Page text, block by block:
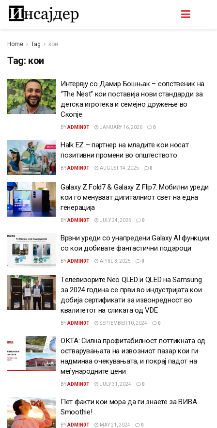
Home Tag кои
Tag: кои
Интервју со Дамир Бошњак – сопственик на
“The Nest” кои поставија нови стандарди за
детска игротека и семејно дружење во
Скопје
BYADMIN0T JANUARY 16, 2026 0
Halk EZ – партнер на младите кои носат
позитивни промени во општеството
BYADMIN0T AUGUST 14, 2025 0
Galaxy Z Fold7 & Galaxy Z Flip7: Мобилни уреди
кои го менуваат дигиталниот свет на една
генерација
BYADMIN0T JULY 24, 2025 0
Врвни уреди со унапредени Galaxy AI функции
со кои добивате фантастични подароци
BYADMIN0T APRIL 3, 2025 0
Tелевизорите Neo QLED и QLED на Samsung
за 2024 година се први во индустријата кои
добија сертификати за извонредност во
квалитетот на сликата од VDE
BYADMIN0T SEPTEMBER 10, 2024 0
ОКТА: Силна профитабилност поттикната од
остварувањата на извозниот пазар кои ги
надминаа очекувањата, и покрај падот на
меѓународните цени
BYADMIN0T JULY 31, 2024 0
Пет факти кои мора да ги знаете за ВИВА
Smoothie!
BYADMIN0T MAY 21, 2024 0